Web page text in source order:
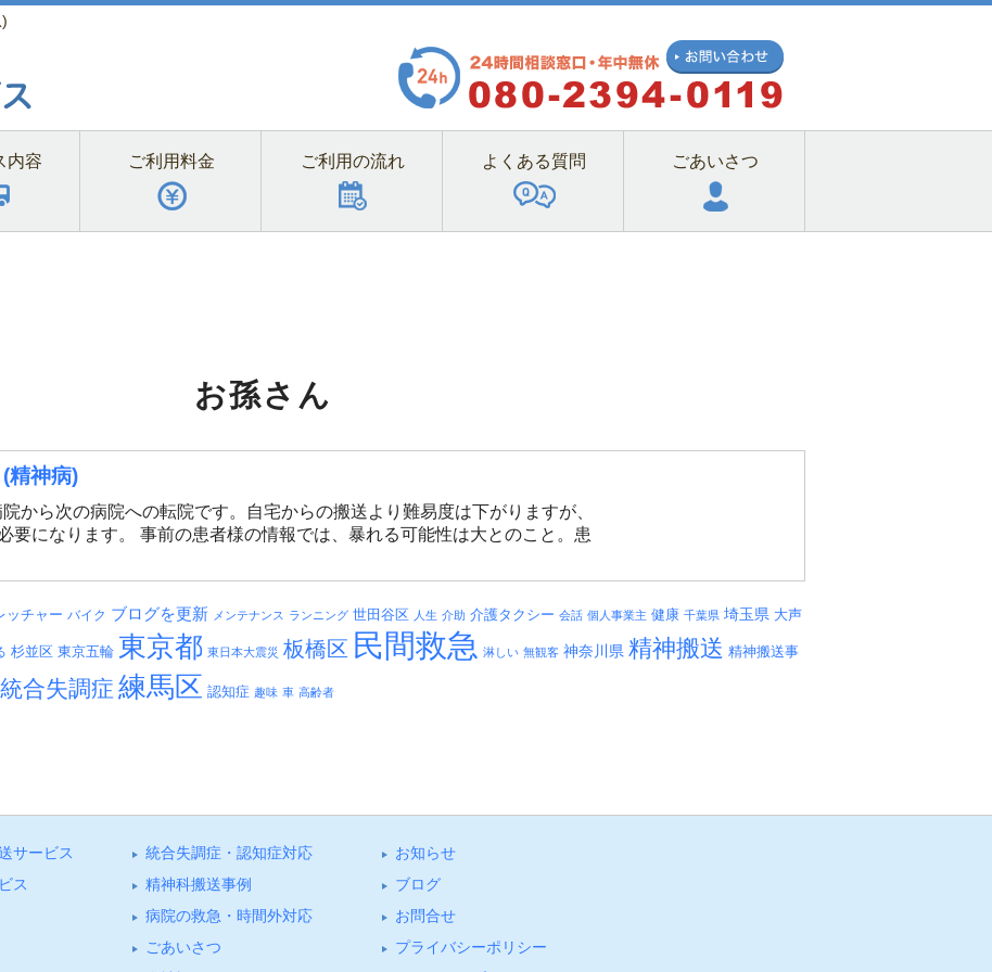
内容 ご利用料金 ご利用の流れ よくある質問 ごあいさつ
お孫さん
精神病)
ら次の病院への転院です。自宅からの搬送より難易度は下がりますが、
要になります。 事前の患者様の情報では、暴れる可能性は大とのこと。患
ッチャー バイク ブログを更新 メンテナンス ランニング 世田谷区 人生 介助 介護タクシー 会話 個人事業主 健康 千葉県 埼玉県 大声
杉並区 東京五輪 東京都 東日本大震災 板橋区 民間救急 淋しい 無観客 神奈川県 精神搬送 精神搬送事
統合失調症 練馬区 認知症 趣味 車 高齢者
サービス
ス
統合失調症・認知症対応
精神科搬送事例
病院の救急・時間外対応
ごあいさつ
お知らせ
ブログ
お問合せ
プライバシーポリシー